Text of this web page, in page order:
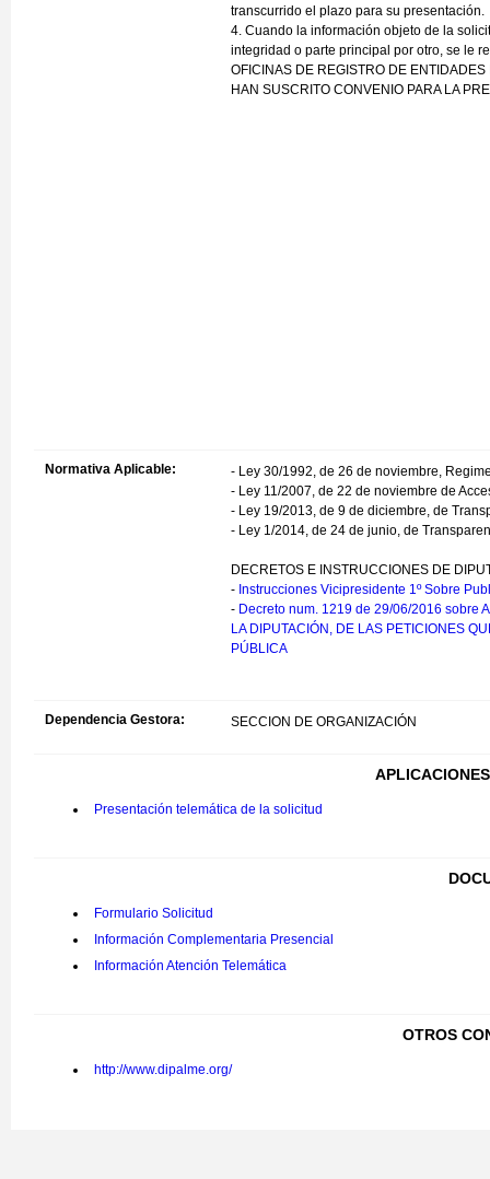
transcurrido el plazo para su presentación.
4. Cuando la información objeto de la
integridad o parte principal por otro, se le
OFICINAS DE REGISTRO DE
HAN SUSCRITO CONVENIO PARA LA
Normativa Aplicable:
- Ley 30/1992, de 26 de noviembre,
- Ley 11/2007, de 22 de noviembre de
- Ley 19/2013, de 9 de diciembre, de
- Ley 1/2014, de 24 de junio, de
DECRETOS E INSTRUCCIONES DE
- Instrucciones Vicipresidente 1º Sobre
- Decreto num. 1219 de 29/06/2016 sobre
LA DIPUTACIÓN, DE LAS PETICIONES
PÚBLICA
Dependencia Gestora: SECCION DE ORGANIZACIÓN
Presentación telemática de la solicitud
Formulario Solicitud
Información Complementaria Presencial
Información Atención Telemática
OTROS
http://www.dipalme.org/